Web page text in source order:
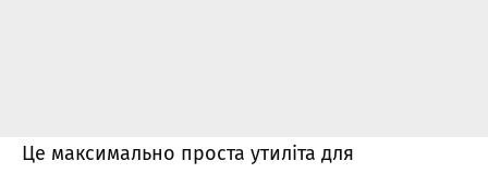
Це максимально проста утиліта для